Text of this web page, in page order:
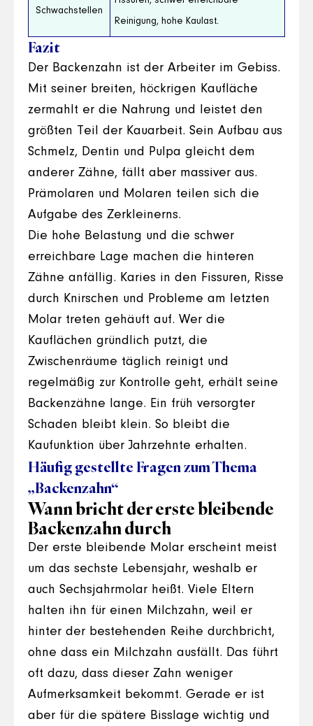
Schwachstellen
Reinigung, hohe Kaulast.
Fazit
Der Backenzahn ist der Arbeiter im Gebiss.
Mit seiner breiten, höckrigen Kaufläche
zermahlt er die Nahrung und leistet den
größten Teil der Kauarbeit. Sein Aufbau aus
Schmelz, Dentin und Pulpa gleicht dem
anderer Zähne, fällt aber massiver aus.
Prämolaren und Molaren teilen sich die
Aufgabe des Zerkleinerns.
Die hohe Belastung und die schwer
erreichbare Lage machen die hinteren
Zähne anfällig. Karies in den Fissuren, Risse
durch Knirschen und Probleme am letzten
Molar treten gehäuft auf. Wer die
Kauflächen gründlich putzt, die
Zwischenräume täglich reinigt und
regelmäßig zur Kontrolle geht, erhält seine
Backenzähne lange. Ein früh versorgter
Schaden bleibt klein. So bleibt die
Kaufunktion über Jahrzehnte erhalten.
Häufig gestellte Fragen zum Thema
„Backenzahn“
Wann bricht der erste bleibende
Backenzahn durch
Der erste bleibende Molar erscheint meist
um das sechste Lebensjahr, weshalb er
auch Sechsjahrmolar heißt. Viele Eltern
halten ihn für einen Milchzahn, weil er
hinter der bestehenden Reihe durchbricht,
ohne dass ein Milchzahn ausfällt. Das führt
oft dazu, dass dieser Zahn weniger
Aufmerksamkeit bekommt. Gerade er ist
aber für die spätere Bisslage wichtig und